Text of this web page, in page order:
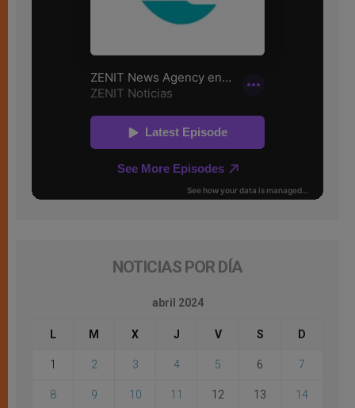
NOTICIAS POR DÍA
abril 2024
L M X J V S D
1 2 3 4 5 6 7
8 9 10 11 12 13 14